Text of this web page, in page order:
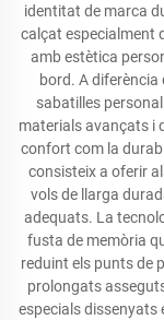
identitat de marca
calçat especialment
amb estètica
bord. A
sabatilles
materials avançats i
confort com la
consisteix a oferir
vols de llarga
adequats. La
fusta de memòria
reduint els punts de
prolongats
especials dissenyats